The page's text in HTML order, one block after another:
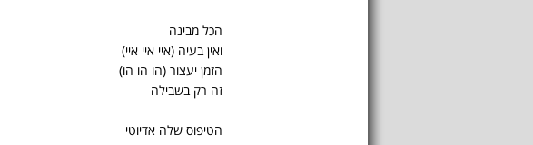
הכל מבינה
ואין בעיה (איי איי איי)
הזמן יעצור (הו הו הו)
זה רק בשבילה
הטיפוס שלה אדיוטי